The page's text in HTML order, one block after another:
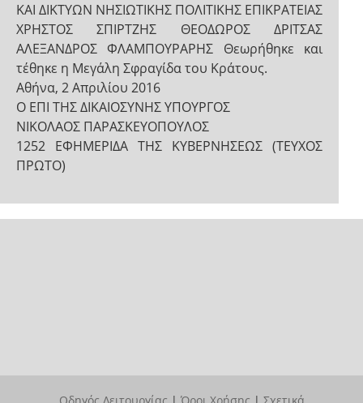
ΚΑΙ ΔΙΚΤΥΩΝ ΝΗΣΙΩΤΙΚΗΣ ΠΟΛΙΤΙΚΗΣ ΕΠΙΚΡΑΤΕΙΑΣ
ΧΡΗΣΤΟΣ ΣΠΙΡΤΖΗΣ ΘΕΟΔΩΡΟΣ ΔΡΙΤΣΑΣ
ΑΛΕΞΑΝΔΡΟΣ ΦΛΑΜΠΟΥΡΑΡΗΣ Θεωρήθηκε και
τέθηκε η Μεγάλη Σφραγίδα του Κράτους.
Αθήνα, 2 Απριλίου 2016
Ο ΕΠΙ ΤΗΣ ΔΙΚΑΙΟΣΥΝΗΣ ΥΠΟΥΡΓΟΣ
ΝΙΚΟΛΑΟΣ ΠΑΡΑΣΚΕΥΟΠΟΥΛΟΣ
1252 ΕΦΗΜΕΡΙΔΑ ΤΗΣ ΚΥΒΕΡΝΗΣΕΩΣ (ΤΕΥΧΟΣ
ΠΡΩΤΟ)